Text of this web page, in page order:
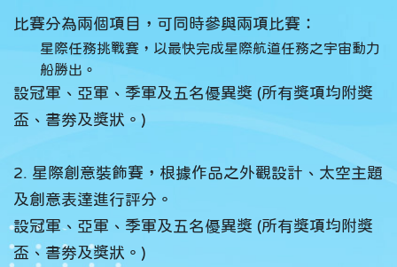
比賽分為兩個項目，可同時參與兩項比賽：
星際任務挑戰賽，以最快完成星際航道任務之宇宙動力
船勝出。
設冠軍、亞軍、季軍及五名優異獎 (所有獎項均附獎
盃、書劵及獎狀。)
2. 星際創意裝飾賽，根據作品之外觀設計、太空主題
及創意表達進行評分。
設冠軍、亞軍、季軍及五名優異獎 (所有獎項均附獎
盃、書劵及獎狀。)